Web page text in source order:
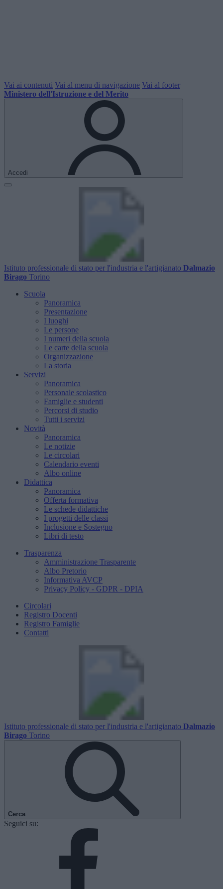
Vai ai contenuti Vai al menu di navigazione Vai al footer
Ministero dell'Istruzione e del Merito
Accedi
Istituto professionale di stato per l'industria e l'artigianato Dalmazio
Birago Torino
Scuola
Panoramica
Presentazione
I luoghi
Le persone
I numeri della scuola
Le carte della scuola
Organizzazione
La storia
Servizi
Panoramica
Personale scolastico
Famiglie e studenti
Percorsi di studio
Tutti i servizi
Novità
Panoramica
Le notizie
Le circolari
Calendario eventi
Albo online
Didattica
Panoramica
Offerta formativa
Le schede didattiche
I progetti delle classi
Inclusione e Sostegno
Libri di testo
Trasparenza
Amministrazione Trasparente
Albo Pretorio
Informativa AVCP
Privacy Policy - GDPR - DPIA
Circolari
Registro Docenti
Registro Famiglie
Contatti
Istituto professionale di stato per l'industria e l'artigianato Dalmazio
Birago Torino
Cerca
Seguici su: